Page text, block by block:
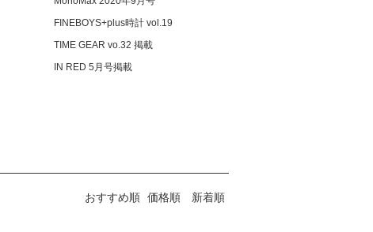
FINEBOYS+plus時計 vol.19
TIME GEAR vo.32 掲載
IN RED 5月号掲載
おすすめ順 価格順 新着順